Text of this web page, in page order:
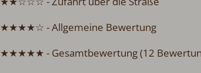
★★★★☆ - Allgemeine Bewertung
★★★★★ - Gesamtbewertung (12